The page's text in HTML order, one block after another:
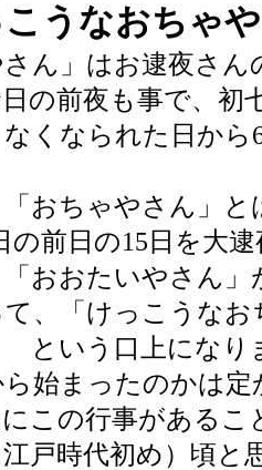
うなおちゃ
ん」はお逮夜さん
の前夜も事で、初
くなられた日から
おちゃやさん」と
の前日の15日を大
おおたいやさん」
、「けっこうな
という口上になり
始まったのかは定
この行事があるこ
戸時代初め）頃と